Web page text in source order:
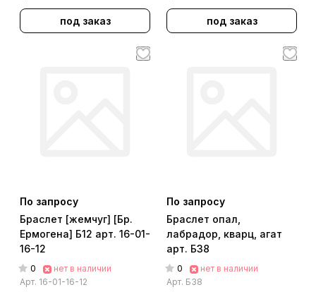
под заказ под заказ
По запросу
Браслет [жемчуг] [Бр.
Ермогена] Б12 арт. 16-01-
16-12
0
нет в наличии
Арт. 16-01-16-12
По запросу
Браслет опал,
лабрадор, кварц, агат
арт. Б38
0
нет в наличии
Арт. Б38